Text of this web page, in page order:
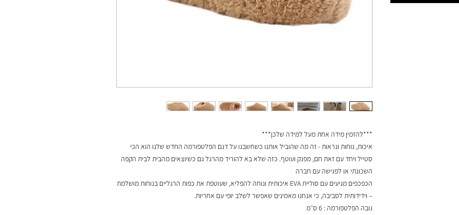
***להזמין מידה אחת מעל למידה שלכן***
איכות, נוחות ונראות - זה מה שהוביל אותנו כשחשבנו על דגם הפלטפורמה החדש שלנו הוא הכי
סטייל ויחד עם זאת חם, מפנק ועוטף. כזה שלא בא להוריד מהרגל גם כשיוצאים מהבית לבית הקפה
השכונתי או לפגישה עם חברה
הכפכפים מגיעים עם סוליית EVA איכותית ונוחה להפליא, שעוטפת את כפות הרגליים בנוחות מושלמת
– וידידותית לסביבה, כי אנחנו מאמינים שאפשר לשלב יופי עם אחריות.
גובה הפלטפורמה : 6 ס״מ